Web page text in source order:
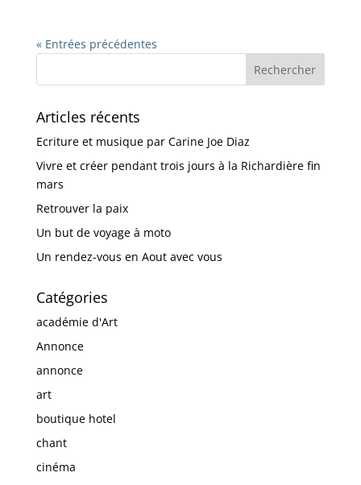
« Entrées précédentes
Articles récents
Ecriture et musique par Carine Joe Diaz
Vivre et créer pendant trois jours à la Richardière fin
mars
Retrouver la paix
Un but de voyage à moto
Un rendez-vous en Aout avec vous
Catégories
académie d'Art
Annonce
annonce
art
boutique hotel
chant
cinéma